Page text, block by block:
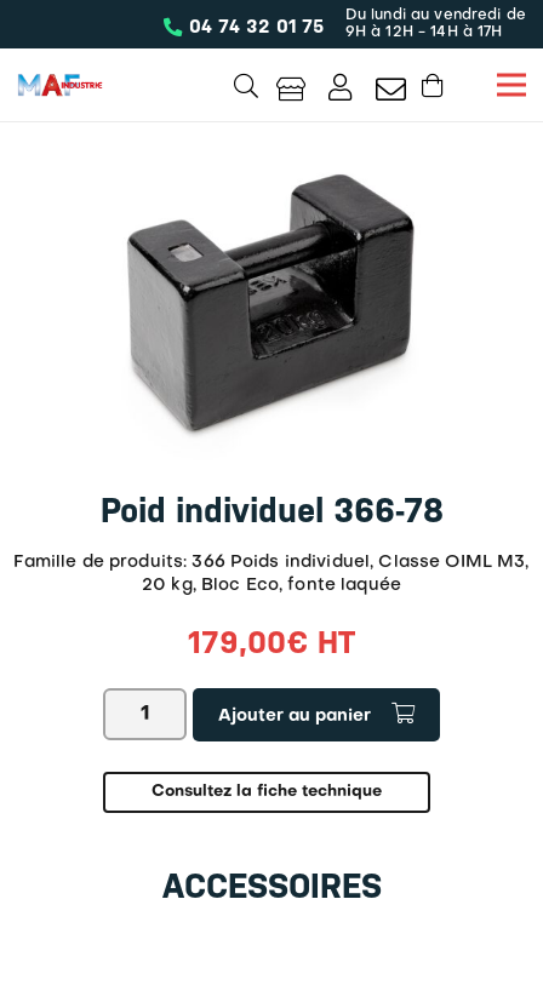
04 74 32 01 75
Du lundi au vendredi de
9H à 12H - 14H à 17H
Poid individuel 366-78
Famille de produits: 366 Poids individuel, Classe OIML M3,
20 kg, Bloc Eco, fonte laquée
179,00€ HT
Poid individuel
Ajouter au panier
Consultez la fiche technique
ACCESSOIRES